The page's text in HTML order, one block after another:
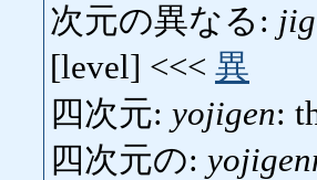
次元の異なる:
[level] <<< 異
四次元: yojigen:
四次元の: